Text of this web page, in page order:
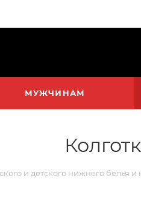
МУЖЧИНАМ
и детского нижнего белья и